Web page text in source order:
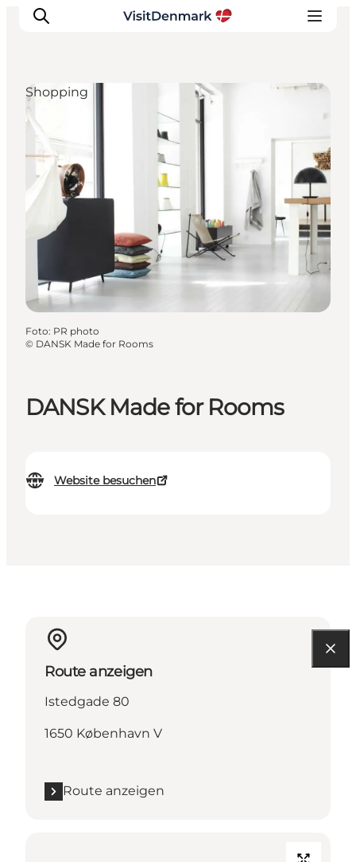
Inspiration
Regionen
Erlebnisse
Unterkünfte
Reiseplanung
DANSK Made for Rooms
Website besuchen
Shopping
Foto: PR photo
© DANSK Made for Rooms
Route anzeigen
Istedgade 80
1650 København V
Route anzeigen